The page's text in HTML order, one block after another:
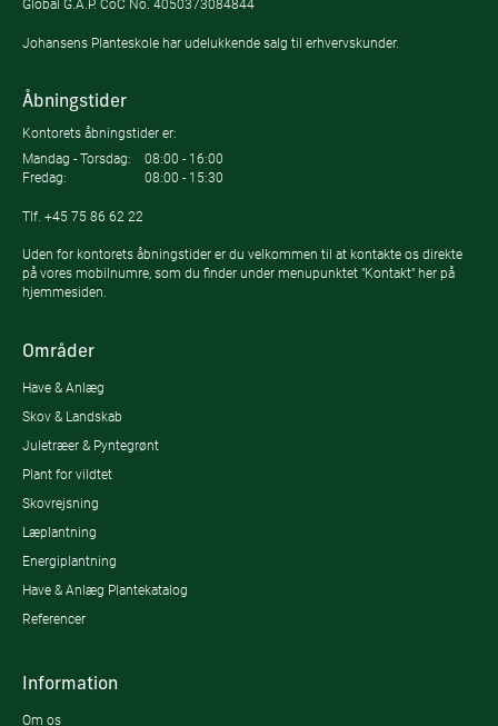
Global G.A.P. CoC No. 4050373084844
Johansens Planteskole har udelukkende salg til erhvervskunder.
Åbningstider
Kontorets åbningstider er:
Mandag - Torsdag:
08:00 - 16:00
Fredag:
08:00 - 15:30
Tlf. +45 75 86 62 22
Uden for kontorets åbningstider er du velkommen til at kontakte os direkte
på vores mobilnumre, som du finder under menupunktet "Kontakt" her på
hjemmesiden.
Områder
Have & Anlæg
Skov & Landskab
Juletræer & Pyntegrønt
Plant for vildtet
Skovrejsning
Læplantning
Energiplantning
Have & Anlæg Plantekatalog
Referencer
Information
Om os